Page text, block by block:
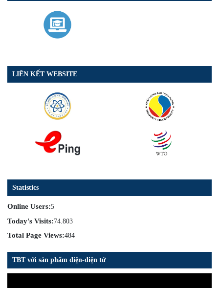
LIÊN KẾT WEBSITE
Statistics
Online Users:5
Today's Visits:74.803
Total Page Views:484
TBT với sản phẩm điện-điện tử